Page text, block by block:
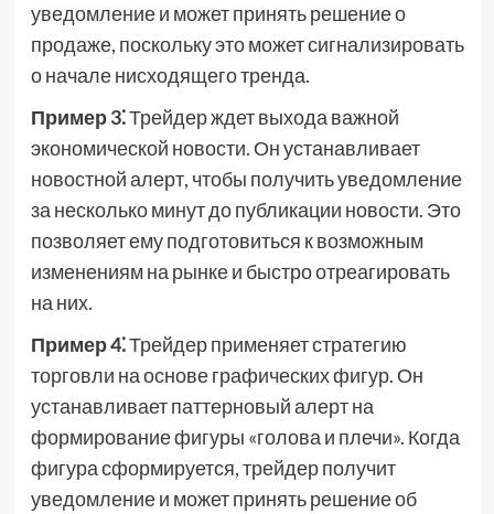
уведомление и может принять решение о
продаже, поскольку это может сигнализировать
о начале нисходящего тренда.
Пример 3⁚Трейдер ждет выхода важной
экономической новости. Он устанавливает
новостной алерт, чтобы получить уведомление
за несколько минут до публикации новости. Это
позволяет ему подготовиться к возможным
изменениям на рынке и быстро отреагировать
на них.
Пример 4⁚Трейдер применяет стратегию
торговли на основе графических фигур. Он
устанавливает паттерновый алерт на
формирование фигуры «голова и плечи». Когда
фигура сформируется, трейдер получит
уведомление и может принять решение об